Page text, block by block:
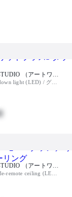
ART WORK STUDIO （アートワークスタジオ）
ART WORK STUDIO （アートワークスタジオ）